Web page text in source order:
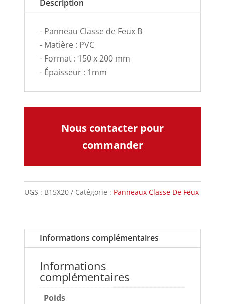
Description
- Panneau Classe de Feux B
- Matière : PVC
- Format : 150 x 200 mm
- Épaisseur : 1mm
Nous contacter pour
commander
UGS : B15X20 Catégorie : Panneaux Classe De Feux
Informations complémentaires
Informations
complémentaires
Poids